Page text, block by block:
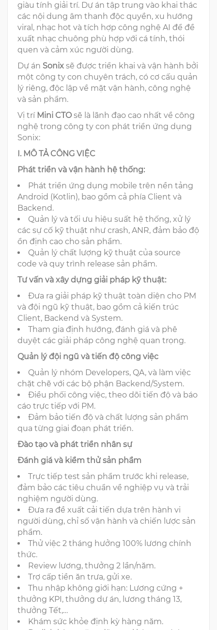
giàu tính giải trí. Dự án tập trung vào khai thác
các nội dung âm thanh độc quyền, xu hướng
viral, nhạc hot và tích hợp công nghệ AI để đề
xuất nhạc chuông phù hợp với cá tính, thói
quen và cảm xúc người dùng.
Dự án Sonix sẽ được triển khai và vận hành bởi
một công ty con chuyên trách, có cơ cấu quản
lý riêng, độc lập về mặt vận hành, công nghệ
và sản phẩm.
Vị trí Mini CTOsẽ là lãnh đạo cao nhất về công
nghệ trong công ty con phát triển ứng dụng
Sonix:
I. MÔ TẢ CÔNG VIỆC
Phát triển và vận hành hệ thống:
Phát triển ứng dụng mobile trên nền tảng
Android (Kotlin), bao gồm cả phía Client và
Backend.
Quản lý và tối ưu hiệu suất hệ thống, xử lý
các sự cố kỹ thuật như crash, ANR, đảm bảo độ
ổn định cao cho sản phẩm.
Quản lý chất lượng kỹ thuật của source
code và quy trình release sản phẩm.
Tư vấn và xây dựng giải pháp kỹ thuật:
Đưa ra giải pháp kỹ thuật toàn diện cho PM
và đội ngũ kỹ thuật, bao gồm cả kiến trúc
Client, Backend và System.
Tham gia định hướng, đánh giá và phê
duyệt các giải pháp công nghệ quan trọng.
Quản lý đội ngũ và tiến độ công việc
Quản lý nhóm Developers, QA, và làm việc
chặt chẽ với các bộ phận Backend/System.
Điều phối công việc, theo dõi tiến độ và báo
cáo trực tiếp với PM.
Đảm bảo tiến độ và chất lượng sản phẩm
qua từng giai đoạn phát triển.
Đào tạo và phát triển nhân sự
Đánh giá và kiểm thử sản phẩm
Trực tiếp test sản phẩm trước khi release,
đảm bảo các tiêu chuẩn về nghiệp vụ và trải
nghiệm người dùng.
Đưa ra đề xuất cải tiến dựa trên hành vi
người dùng, chỉ số vận hành và chiến lược sản
phẩm.
Thử việc 2 tháng hưởng 100% lương chính
thức.
Review lương, thưởng 2 lần/năm.
Trợ cấp tiền ăn trưa, gửi xe.
Thu nhập không giới hạn: Lương cứng +
thưởng KPI, thưởng dự án, lương tháng 13,
thưởng Tết,…
Khám sức khỏe định kỳ hàng năm.